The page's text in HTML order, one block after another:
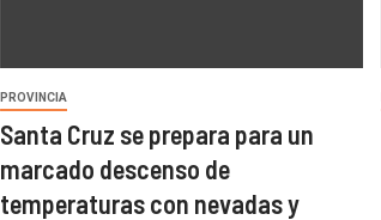
PROVINCIA
Santa Cruz se prepara para un
marcado descenso de
temperaturas con nevadas y